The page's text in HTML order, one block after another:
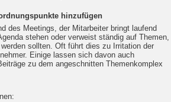
hinzufügen
des Meetings, der Mitarbeiter bringt laufend
stehen oder verweist ständig auf Themen,
sollten. Oft führt dies zu Irritation der
Einige lassen sich davon auch
zu dem angeschnitten Themenkomplex